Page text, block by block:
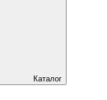
Каталог